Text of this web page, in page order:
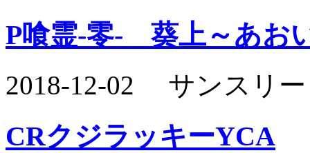
P喰霊-零- 葵上～あお
2018-12-02 サンスリ
CRクジラッキーYCA